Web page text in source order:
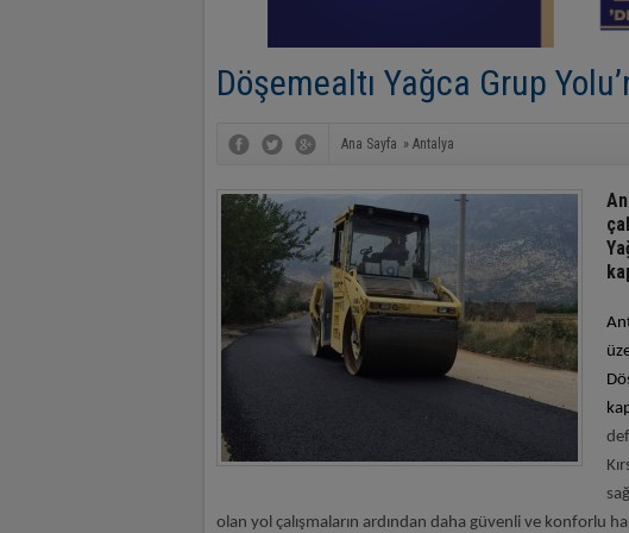
Döşemealtı Yağca Grup
Ana Sayfa » Antalya
olan yol çalışmaların ardından daha güvenli ve konforlu